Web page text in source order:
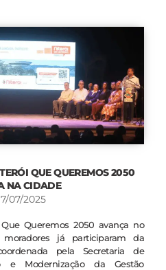
QUE QUEREMOS 2050
NA CIDADE
07/2025
Queremos 2050 avança no
já participaram da
pela Secretaria de
e Modernização da Gestão